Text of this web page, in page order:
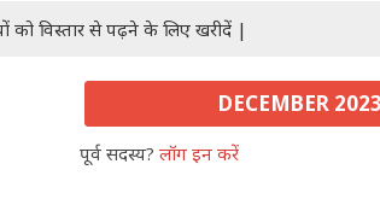
को विस्तार से पढ़ने के लिए खरीदें |
DECEMBER
पूर्व सदस्य?लॉग इन करें